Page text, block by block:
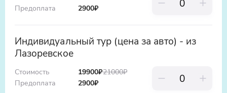
Предоплата
2900₽
Индивидуальный тур (цена за авто) - из
Лазоревское
Стоимость
Предоплата
19900₽21000₽
2900₽